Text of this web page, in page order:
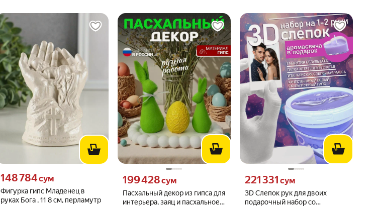
Фигурка гипс Младенец в
руках Бога , 11 8 см, перламутр
Цена 148784 сум вместо
148 784сум
Пасхальный декор из гипса для
интерьера, заяц и пасхальное
Цена 199428 сум вместо
199 428сум
3D Слепок рук для двоих
подарочный набор со
Цена 221331 сум вместо
221 331 сум